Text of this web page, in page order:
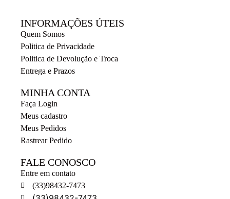
INFORMAÇÕES ÚTEIS
Quem Somos
Politica de Privacidade
Politica de Devolução e Troca
Entrega e Prazos
MINHA CONTA
Faça Login
Meus cadastro
Meus Pedidos
Rastrear Pedido
FALE CONOSCO
Entre em contato
(33)98432-7473